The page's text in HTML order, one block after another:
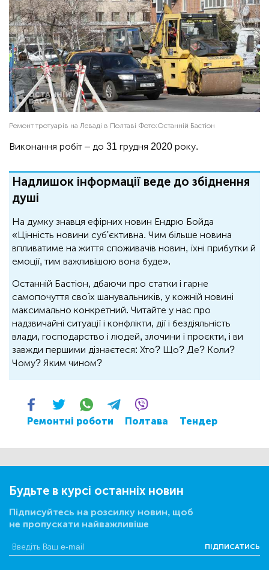
Ремонт тротуарів на Леваді в Полтаві Фото:Останній Бастіон
Виконання робіт – до 31 грудня 2020 року.
Надлишок інформації веде до збіднення
душі
На думку знавця ефірних новин Ендрю Бойда
«Цінність новини суб'єктивна. Чим більше новина
впливатиме на життя споживачів новин, їхні прибутки й
емоції, тим важливішою вона буде».
Останній Бастіон, дбаючи про статки і гарне
самопочуття своїх шанувальників, у кожній новині
максимально конкретний. Читайте у нас про
надзвичайні ситуації і конфлікти, дії і бездіяльність
влади, господарство і людей, злочини і проєкти, і ви
завжди першими дізнаєтеся: Хто? Що? Де? Коли?
Чому? Яким чином?
Ремонтні роботи Полтава Тендер
Будьте в курсі останніх новин
Підписуйтесь на розсилку новин, щоб
не пропускати найважливіше
ПІДПИСАТИСЬ